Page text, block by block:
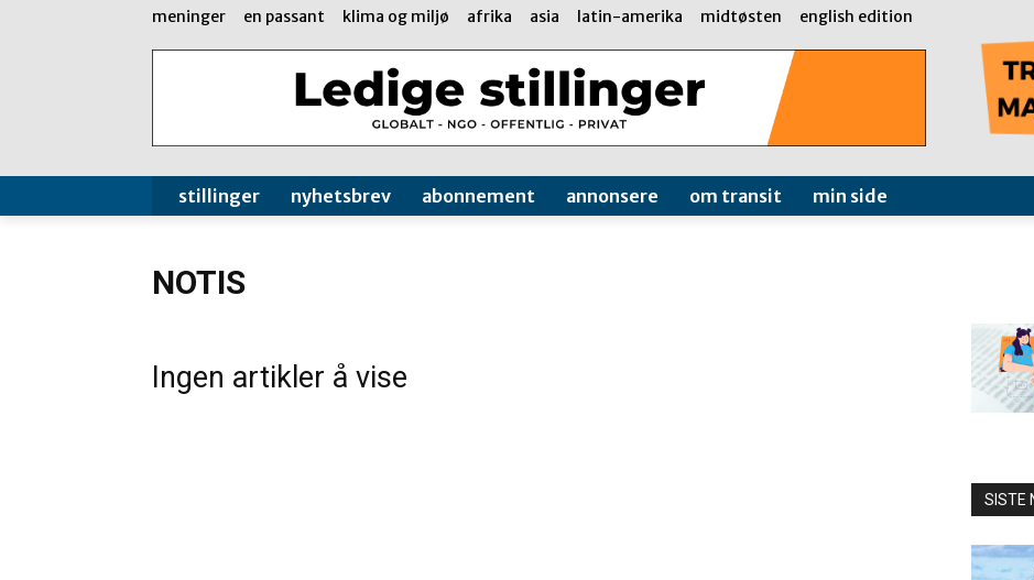
meninger en passant klima og miljø afrika asia latin-amerika midtøsten english edition
stillinger nyhetsbrev abonnement annonsere om transit min side
NOTIS
Ingen artikler å vise
SISTE